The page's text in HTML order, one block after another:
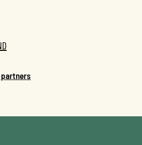
partners